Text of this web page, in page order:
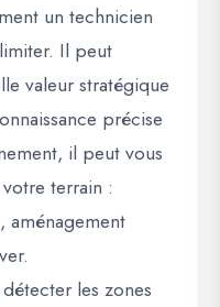
un technicien
Il peut
valeur stratégique
précise
il peut vous
terrain :
aménagement
détecter les zones